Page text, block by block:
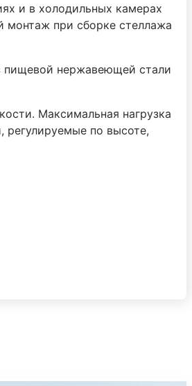
и в холодильных камерах
монтаж при сборке стеллажа
пищевой нержавеющей стали
Максимальная нагрузка
регулируемые по высоте,